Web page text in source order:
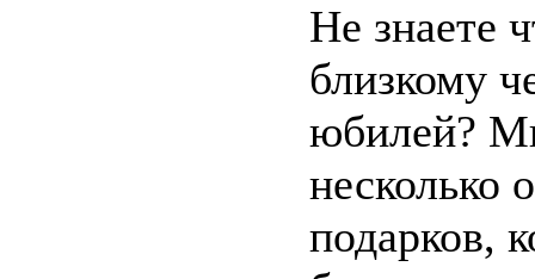
Не знаете
близкому
юбилей?
несколько
подарков,